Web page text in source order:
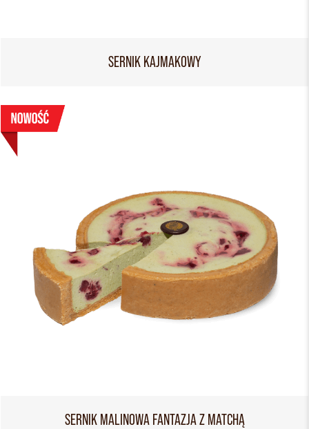
SERNIK KAJMAKOWY
SERNIK MALINOWA FANTAZJA Z MATCHĄ